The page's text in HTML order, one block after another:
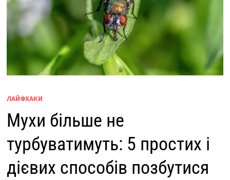
ЛАЙФХАКИ
Мухи більше не
турбуватимуть: 5 простих і
дієвих способів позбутися